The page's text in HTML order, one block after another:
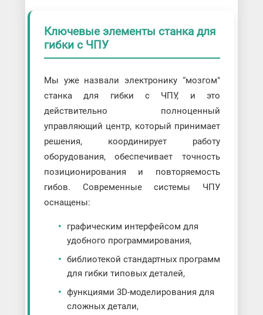
Ключевые элементы станка для
гибки с ЧПУ
Мы уже назвали электронику “мозгом"
станка для гибки с ЧПУ, и это
действительно полноценный
управляющий центр, который принимает
решения, координирует работу
оборудования, обеспечивает точность
позиционирования и повторяемость
гибов. Современные системы ЧПУ
оснащены:
графическим интерфейсом для
удобного программирования,
библиотекой стандартных программ
для гибки типовых деталей,
функциями 3D-моделирования для
сложных детали,